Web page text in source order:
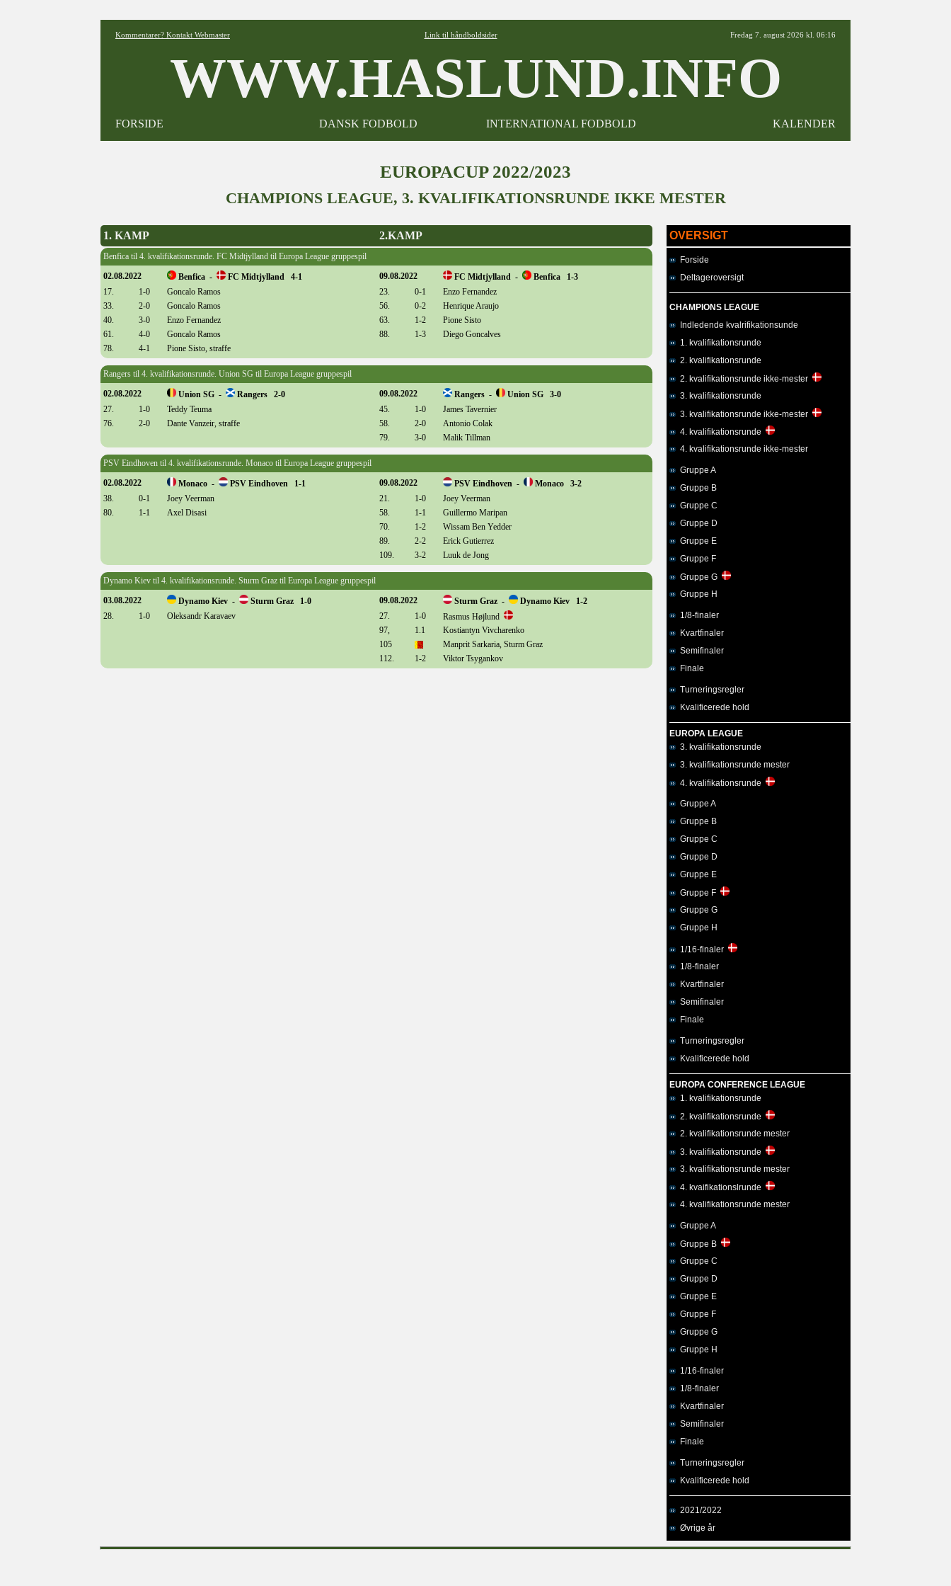
Kommentarer? Kontakt Webmaster Link til håndboldsider Fredag 7. august 2026 kl. 06:16
WWW.HASLUND.INFO
FORSIDE DANSK FODBOLD INTERNATIONAL FODBOLD KALENDER
EUROPACUP 2022/2023
CHAMPIONS LEAGUE, 3. KVALIFIKATIONSRUNDE IKKE MESTER
1. KAMP 2.KAMP
Benfica til 4. kvalifikationsrunde. FC Midtjylland til Europa League gruppespil
02.08.2022
Benfica - FC Midtjylland 4-1 09.08.2022 FC Midtjylland -
Benfica 1-3
17.
1-0 Goncalo Ramos 23. 0-1
Enzo Fernandez
33.
2-0 Goncalo Ramos 56. 0-2
Henrique Araujo
40.
3-0 Enzo Fernandez 63. 1-2
Pione Sisto
61.
4-0 Goncalo Ramos 88. 1-3
Diego Goncalves
78.
4-1 Pione Sisto, straffe
Rangers til 4. kvalifikationsrunde. Union SG til Europa League gruppespil
02.08.2022
Union SG - Rangers 2-0 09.08.2022 Rangers -
Union SG 3-0
27.
1-0 Teddy Teuma 45. 1-0
James Tavernier
76.
2-0 Dante Vanzeir, straffe 58. 2-0
Antonio Colak
79.
3-0 Malik Tillman
PSV Eindhoven til 4. kvalifikationsrunde. Monaco til Europa League gruppespil
02.08.2022
Monaco - PSV Eindhoven 1-1 09.08.2022 PSV Eindhoven -
Monaco 3-2
38.
0-1 Joey Veerman 21. 1-0
Joey Veerman
80.
1-1 Axel Disasi 58. 1-1
Guillermo Maripan
70.
1-2
Wissam Ben Yedder
89.
2-2
Erick Gutierrez
109.
3-2 Luuk de Jong
Dynamo Kiev til 4. kvalifikationsrunde. Sturm Graz til Europa League gruppespil
03.08.2022
Dynamo Kiev - Sturm Graz 1-0 09.08.2022 Sturm Graz -
Dynamo Kiev 1-2
28.
1-0 Oleksandr Karavaev 27. 1-0
Rasmus Højlund
97,
1.1
Kostiantyn Vivcharenko
105
Manprit Sarkaria, Sturm Graz
112.
1-2 Viktor Tsygankov
OVERSIGT
Forside
Deltageroversigt
CHAMPIONS LEAGUE
Indledende kvalrifikationsunde
1. kvalifikationsrunde
2. kvalifikationsrunde
2. kvalifikationsrunde ikke-mester
3. kvalifikationsrunde
3. kvalifikationsrunde ikke-mester
4. kvalifikationsrunde
4. kvalifikationsrunde ikke-mester
Gruppe A
Gruppe B
Gruppe C
Gruppe D
Gruppe E
Gruppe F
Gruppe G
Gruppe H
1/8-finaler
Kvartfinaler
Semifinaler
Finale
Turneringsregler
Kvalificerede hold
EUROPA LEAGUE
3. kvalifikationsrunde
3. kvalifikationsrunde mester
4. kvalifikationsrunde
Gruppe A
Gruppe B
Gruppe C
Gruppe D
Gruppe E
Gruppe F
Gruppe G
Gruppe H
1/16-finaler
1/8-finaler
Kvartfinaler
Semifinaler
Finale
Turneringsregler
Kvalificerede hold
EUROPA CONFERENCE LEAGUE
1. kvalifikationsrunde
2. kvalifikationsrunde
2. kvalifikationsrunde mester
3. kvalifikationsrunde
3. kvalifikationsrunde mester
4. kvaifikationslrunde
4. kvalifikationsrunde mester
Gruppe A
Gruppe B
Gruppe C
Gruppe D
Gruppe E
Gruppe F
Gruppe G
Gruppe H
1/16-finaler
1/8-finaler
Kvartfinaler
Semifinaler
Finale
Turneringsregler
Kvalificerede hold
2021/2022
Øvrige år